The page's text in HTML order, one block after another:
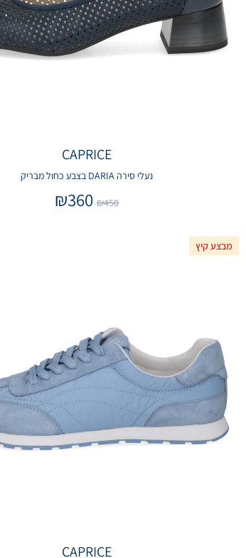
CAPRICE
נעלי סירה DARIA בצבע כחול מבריק
₪450
₪360
מבצע קיץ
CAPRICE